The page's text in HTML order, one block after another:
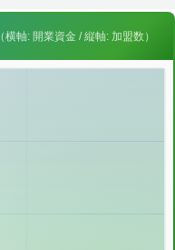
（横軸: 開業資金 / 縦軸: 加盟数）